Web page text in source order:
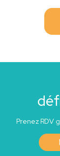
Prenez RDV